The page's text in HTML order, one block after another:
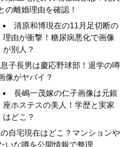
の離婚理由を確認！
清原和博現在の11月足切断の
理由が衝撃！糖尿病悪化で画像
が別人？
子長男は慶応野球部！退学の噂
像がヤバイ？
長嶋一茂嫁の仁子画像は元銀
座ホステスの美人！学歴と実家
はどこ？
自宅現在はどこ？マンションや
いな噂を公開情報で整理